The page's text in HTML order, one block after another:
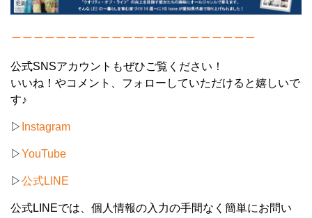
公式SNSアカウントもぜひご覧ください！
いいね！やコメント、フォローしていただけると嬉しいで
す♪
▷ Instagram
▷YouTube
▷公式LINE
公式LINEでは、個人情報の入力の手間なく簡単にお問い